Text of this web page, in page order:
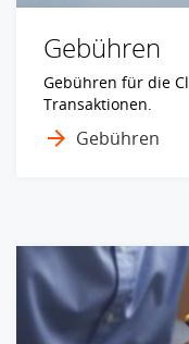
Gebühren
Gebühren für die
Transaktionen.
Gebühren